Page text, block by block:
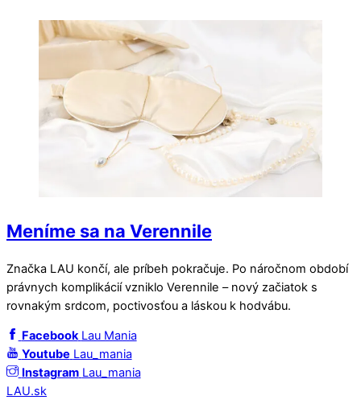
Meníme sa na Verennile
Značka LAU končí, ale príbeh pokračuje. Po náročnom období
právnych komplikácií vzniklo Verennile – nový začiatok s
rovnakým srdcom, poctivosťou a láskou k hodvábu.
Facebook Lau Mania
Youtube Lau_mania
Instagram Lau_mania
LAU.sk